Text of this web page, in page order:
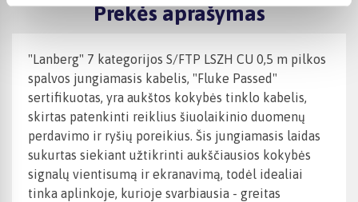
Prekės aprašymas
"Lanberg" 7 kategorijos S/FTP LSZH CU 0,5 m pilkos
spalvos jungiamasis kabelis, "Fluke Passed"
sertifikuotas, yra aukštos kokybės tinklo kabelis,
skirtas patenkinti reiklius šiuolaikinio duomenų
perdavimo ir ryšių poreikius. Šis jungiamasis laidas
sukurtas siekiant užtikrinti aukščiausios kokybės
signalų vientisumą ir ekranavimą, todėl idealiai
tinka aplinkoje, kurioje svarbiausia - greitas